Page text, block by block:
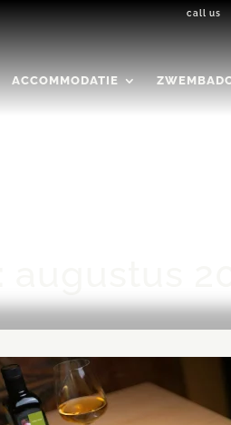
call us
ACCOMMODATIE